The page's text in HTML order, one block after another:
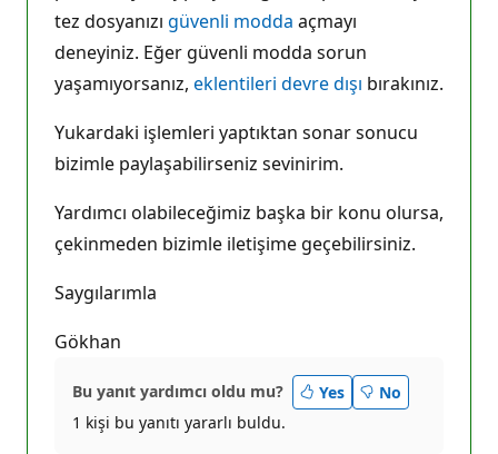
tez dosyanızı güvenli modda açmayı
deneyiniz. Eğer güvenli modda sorun
yaşamıyorsanız, eklentileri devre dışı bırakınız.
Yukardaki işlemleri yaptıktan sonar sonucu
bizimle paylaşabilirseniz sevinirim.
Yardımcı olabileceğimiz başka bir konu olursa,
çekinmeden bizimle iletişime geçebilirsiniz.
Saygılarımla
Gökhan
Bu yanıt yardımcı oldu mu? Yes
No
1 kişi bu yanıtı yararlı buldu.